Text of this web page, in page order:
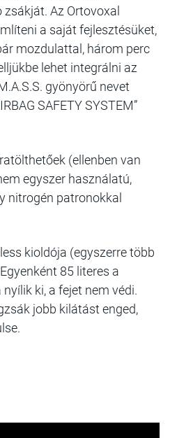
Az Ortovoxal
a saját fejlesztésüket,
mozdulattal, három perc
lehet integrálni az
gyönyörű nevet
SAFETY SYSTEM”
(ellenben van
egyszer használatú,
nitrogén patronokkal
kioldója (egyszerre több
85 literes a
ki, a fejet nem védi.
jobb kilátást enged,